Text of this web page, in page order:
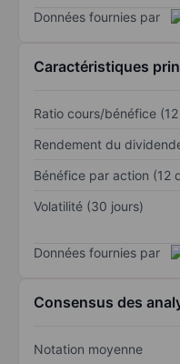
Données fournies par
Caractéristiques
Ratio cours/bénéfice
Rendement du
Bénéfice par action (12
Volatilité (30 jours)
Données fournies par
Consensus des
Notation moyenne